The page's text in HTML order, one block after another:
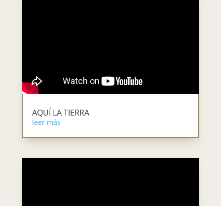
AQUÍ LA TIERRA
leer más